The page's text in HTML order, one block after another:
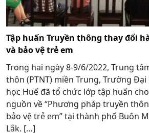
Tập huấn Truyền thông thay đổi
và bảo vệ trẻ em
Trong hai ngày 8-9/6/2022, Trung
thôn (PTNT) miền Trung, Trường
học Huế đã tổ chức lớp tập huấn
nguồn về “Phương pháp truyền
bảo vệ trẻ em” tại thành phố Buôn
Lắk. […]